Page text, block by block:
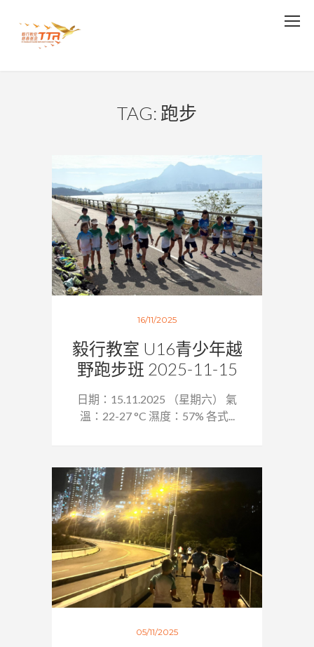
TAG: 跑步
16/11/2025
毅行教室 U16青少年越
野跑步班 2025-11-15
日期：15.11.2025 （星期六） 氣
溫：22-27 °C 濕度：57% 各式...
05/11/2025